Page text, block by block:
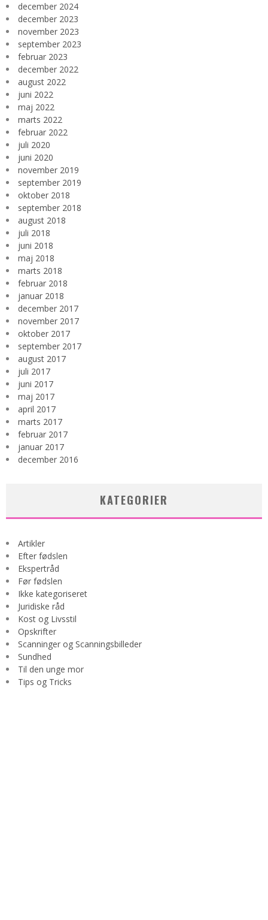
december 2024
december 2023
november 2023
september 2023
februar 2023
december 2022
august 2022
juni 2022
maj 2022
marts 2022
februar 2022
juli 2020
juni 2020
november 2019
september 2019
oktober 2018
september 2018
august 2018
juli 2018
juni 2018
maj 2018
marts 2018
februar 2018
januar 2018
december 2017
november 2017
oktober 2017
september 2017
august 2017
juli 2017
juni 2017
maj 2017
april 2017
marts 2017
februar 2017
januar 2017
december 2016
KATEGORIER
Artikler
Efter fødslen
Ekspertråd
Før fødslen
Ikke kategoriseret
Juridiske råd
Kost og Livsstil
Opskrifter
Scanninger og Scanningsbilleder
Sundhed
Til den unge mor
Tips og Tricks